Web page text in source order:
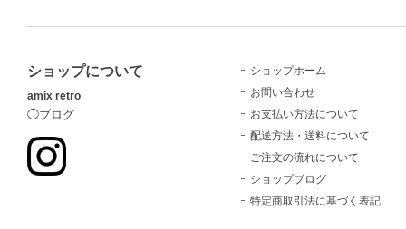
ショップについて
amix retro
◯ブログ
ショップホーム
お問い合わせ
お支払い方法について
配送方法・送料について
ご注文の流れについて
ショップブログ
特定商取引法に基づく表記